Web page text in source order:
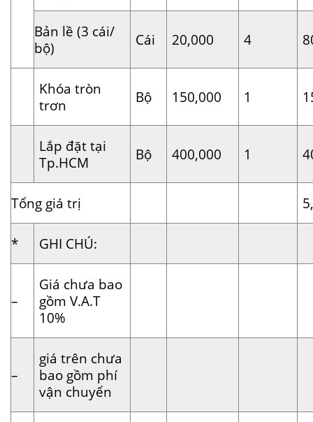
Bản lề (3 cái/
bộ)
Cái 20,000 4
Khóa tròn
trơn
Bộ 150,000 1
Lắp đặt tại
Tp.HCM
Bộ 400,000 1
Tổng giá trị
* GHI CHÚ:
–
Giá chưa bao
gồm V.A.T
10%
–
giá trên chưa
bao gồm phí
vận chuyển